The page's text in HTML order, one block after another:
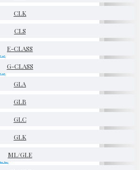
CLK
CLS
E-CLASS
G-CLASS
GLA
GLB
GLC
GLK
ML/GLE